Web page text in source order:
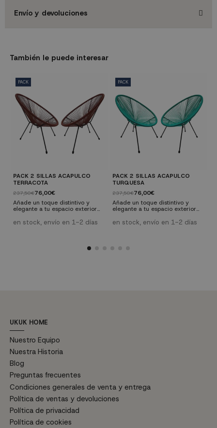
Envío y devoluciones
También le puede interesar
PACK
PACK 2 SILLAS ACAPULCO
TERRACOTA
237,50€76,00€
Añade un toque distintivo y
elegante a tu espacio exterior
terracota. Inspiradas en el
icónico diseño mexicano, estas
en stock, envío en 1-2 días
PACK
PACK 2 SILLAS ACAPULCO
TURQUESA
237,50€76,00€
Añade un toque distintivo y
elegante a tu espacio exterior
turquesa. Inspiradas en el
icónico diseño mexicano, estas
en stock, envío en 1-2 días
UKUK HOME
Nuestro Equipo
Nuestra Historia
Blog
Preguntas frecuentes
Condiciones generales de venta y entrega
Política de ventas y devoluciones
Política de privacidad
Política de cookies